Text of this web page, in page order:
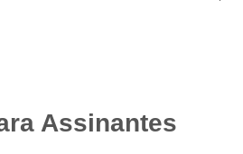
Assinantes